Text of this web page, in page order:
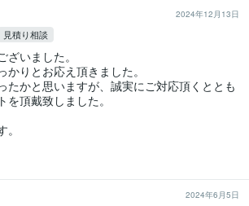
2024年12月13日
見積り相談
いました。
かりとお応え頂きました。
たかと思いますが、誠実にご対応頂くととも
頂戴致しました。
2024年6月5日